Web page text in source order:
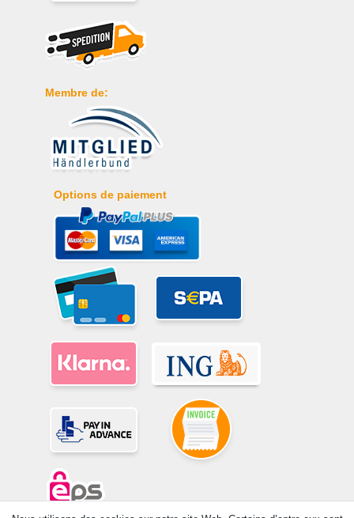
Membre de:
Options de paiement